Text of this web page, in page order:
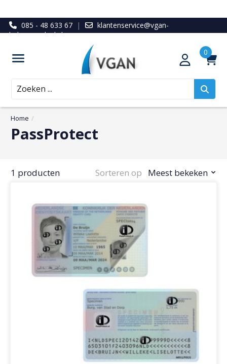
085 - 48 633 67 |
klantenservice@vgan-
ledenvoordeel.nl
Zoeken
Home /
PassProtect
1 producten Sorteren op Meest bekeken